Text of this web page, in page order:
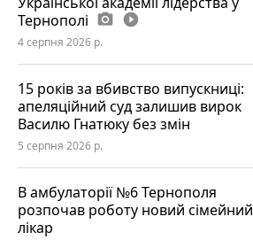
Тернополі photo_camera play_circle_filled
4 серпня 2026 р.
15 років за вбивство випускниці:
апеляційний суд залишив вирок
Василю Гнатюку без змін
5 серпня 2026 р.
В амбулаторії №6 Тернополя
розпочав роботу новий сімейний
лікар